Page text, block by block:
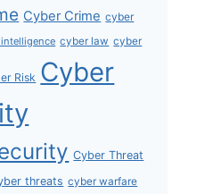
Cyber Crime cyber
cyber law cyber
Risk Cyber
Cyber Threat
threats cyber warfare